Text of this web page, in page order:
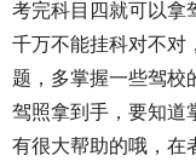
考完科目四就可以拿
千万不能挂科对不对
题，多掌握一些驾校
驾照拿到手，要知道
有很大帮助的哦，在